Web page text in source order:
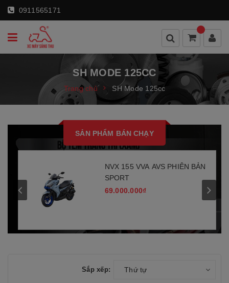
0911565171
SH MODE 125CC
Trang chủ SH Mode 125cc
SẢN PHẨM BÁN CHẠY
NVX 155 VVA AVS PHIÊN BẢN
SPORT
69.000.000₫
Sắp xếp: Thứ tự